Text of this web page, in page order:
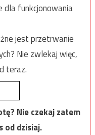
dla funkcjonowania
jest przetrwanie
Nie zwlekaj więc,
teraz.
Nie czekaj zatem
od dzisiaj.